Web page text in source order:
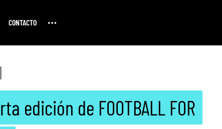
CONTACTO
edición de FOOTBALL FOR